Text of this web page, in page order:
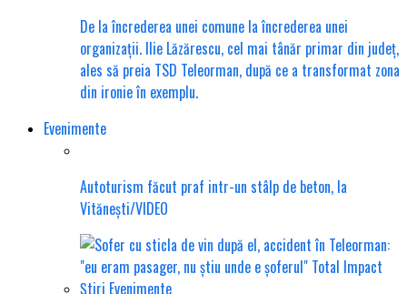
De la încrederea unei comune la încrederea unei
organizații. Ilie Lăzărescu, cel mai tânăr primar din județ,
ales să preia TSD Teleorman, după ce a transformat zona
din ironie în exemplu.
Evenimente
Autoturism făcut praf intr-un stâlp de beton, la
Vitănești/VIDEO